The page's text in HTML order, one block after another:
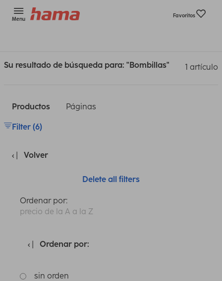
Menu
Favoritos
Su resultado de búsqueda para: "Bombillas" 1 artículo
Productos Páginas
Filter (6)
Volver
Delete all filters
Ordenar por:
precio de la A a la Z
Ordenar por:
sin orden